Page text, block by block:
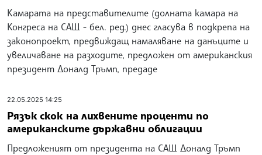
Камарата на представителите (долната камара на
Конгреса на САЩ - бел. ред.) днес гласува в подкрепа на
законопроект, предвиждащ намаляване на данъците и
увеличаване на разходите, предложен от американския
президент Доналд Тръмп, предаде
22.05.2025 14:25
Рязък скок на лихвените проценти по
американските държавни облигации
Предложеният от президента на САЩ Доналд Тръмп